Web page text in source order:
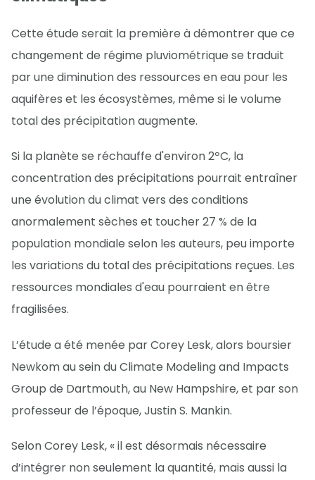
Cette étude serait la première à démontrer que ce
changement de régime pluviométrique se traduit
par une diminution des ressources en eau pour les
aquifères et les écosystèmes, même si le volume
total des précipitation augmente.
Si la planète se réchauffe d'environ 2ºC, la
concentration des précipitations pourrait entraîner
une évolution du climat vers des conditions
anormalement sèches et toucher 27 % de la
population mondiale selon les auteurs, peu importe
les variations du total des précipitations reçues. Les
ressources mondiales d'eau pourraient en être
fragilisées.
L’étude a été menée par Corey Lesk, alors boursier
Newkom au sein du Climate Modeling and Impacts
Group de Dartmouth, au New Hampshire, et par son
professeur de l’époque, Justin S. Mankin.
Selon Corey Lesk, « il est désormais nécessaire
d’intégrer non seulement la quantité, mais aussi la